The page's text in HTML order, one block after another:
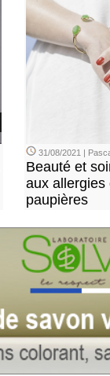
31/08/2021 |
Beauté et
aux allergies
paupières